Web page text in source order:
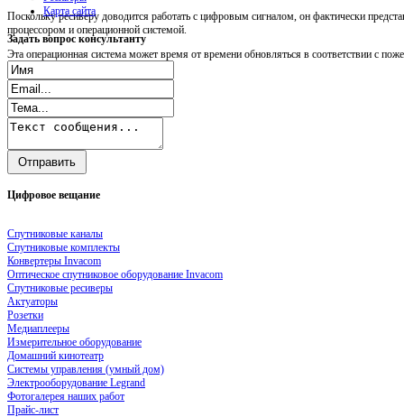
Поскольку ресиверу доводится работать с цифровым сигналом, он фактически
процессором и операционной системой.
Эта операционная система может время от времени обновляться в соответствии с
Карта сайта
Задать вопрос консультанту
Цифровое вещание
Спутниковые каналы
Спутниковые комплекты
Конвертеры Invacom
Оптическое спутниковое оборудование Invacom
Спутниковые ресиверы
Актуаторы
Розетки
Медиаплееры
Измерительное оборудование
Домашний кинотеатр
Системы управления (умный дом)
Электрооборудование Legrand
Фотогалерея наших работ
Прайс-лист